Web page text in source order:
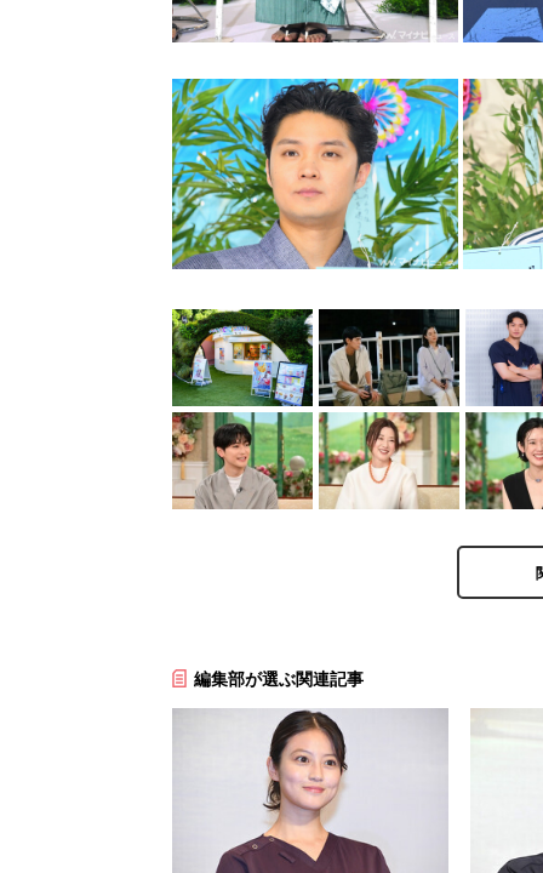
編集部が選ぶ関連記事